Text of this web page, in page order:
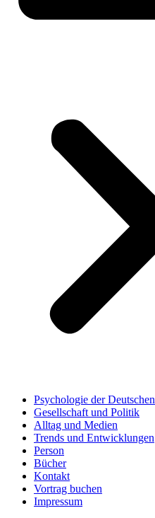
Psychologie der Deutschen
Gesellschaft und Politik
Alltag und Medien
Trends und Entwicklungen
Person
Bücher
Kontakt
Vortrag buchen
Impressum